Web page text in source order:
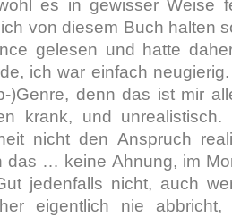
es in gewisser Weise
von diesem Buch halten
gelesen und hatte
ich war einfach
)Genre, denn das ist mir
krank, und
nicht den Anspruch
das … keine Ahnung, im
jedenfalls nicht, auch
eigentlich nie abbricht,